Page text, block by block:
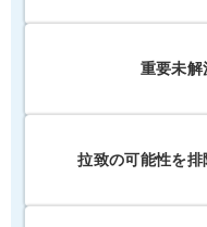
重要未解
拉致の可能性を排